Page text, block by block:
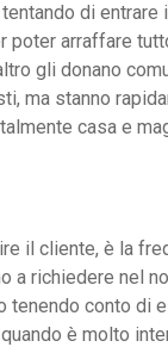
di entrare
poter arraffare
gli donano
ma stanno
casa e
il cliente, è la
a richiedere nel
tenendo conto di
è molto